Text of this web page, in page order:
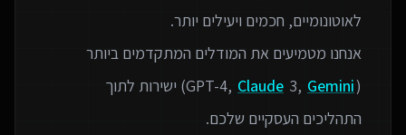
אנחנו מטמיעים את המודלים המתקדמים ביותר
(GPT-4,
Claude 3, Gemini
) ישירות לתוך